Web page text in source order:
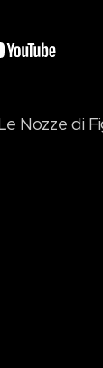
Nozze di